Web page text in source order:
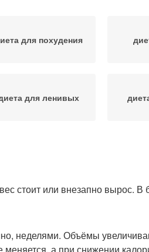
для похудения
для ленивых
стоит или внезапно вырос. В
неделями. Объёмы